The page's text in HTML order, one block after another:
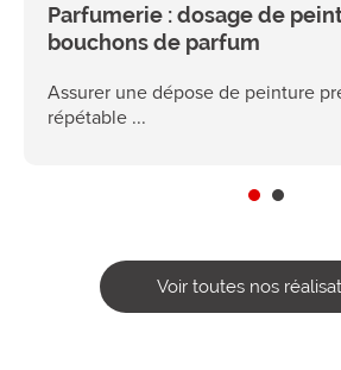
Parfumerie : dosage de
bouchons de parfum
Assurer une dépose de peinture
répétable ...
Voir toutes nos